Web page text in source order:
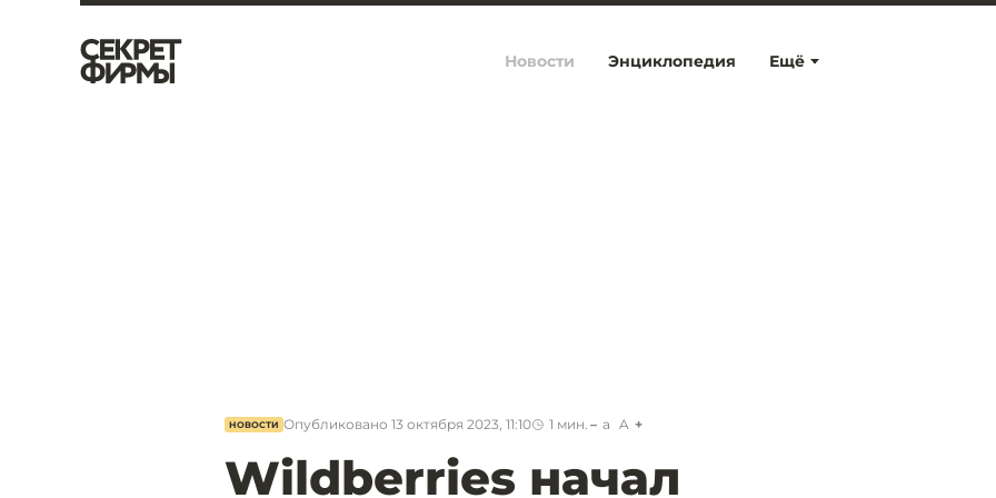
Ещё
Новости Энциклопедия
НОВОСТИ Опубликовано 13 октября 2023, 11:10 1 мин. a A
Wildberries начал